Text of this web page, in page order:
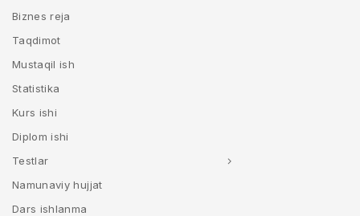
Biznes reja
Taqdimot
Mustaqil ish
Statistika
Kurs ishi
Diplom ishi
Testlar
Namunaviy hujjat
Dars ishlanma